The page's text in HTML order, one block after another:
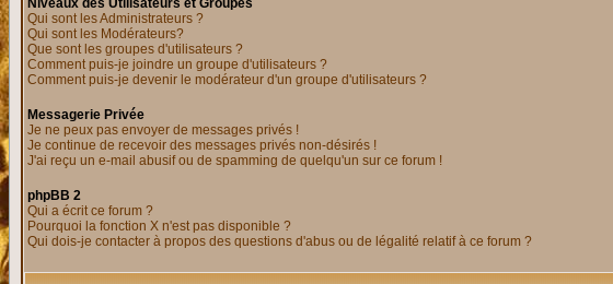
Niveaux des Utilisateurs et Groupes
Qui sont les Administrateurs ?
Qui sont les Modérateurs?
Que sont les groupes d'utilisateurs ?
Comment puis-je joindre un groupe d'utilisateurs ?
Comment puis-je devenir le modérateur d'un groupe d'utilisateurs ?
Messagerie Privée
Je ne peux pas envoyer de messages privés !
Je continue de recevoir des messages privés non-désirés !
J'ai reçu un e-mail abusif ou de spamming de quelqu'un sur ce forum !
phpBB 2
Qui a écrit ce forum ?
Pourquoi la fonction X n'est pas disponible ?
Qui dois-je contacter à propos des questions d'abus ou de légalité relatif à ce forum ?